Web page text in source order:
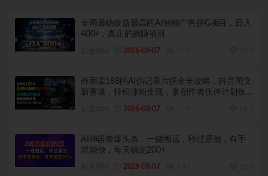
全网最稳收益最高的AI智能广告挂G项目，日入
400+，真正的躺賺项目
2026-08-07
外面卖188的AI伪记录片掘金全攻略，抖音图文
新赛道，轻松涨粉变现，拿创作者伙伴计划收
2026-08-07
AI神器撸爆头条，一键搬运，秒过原创，有手
就能做，每天稳定200+
2026-08-07